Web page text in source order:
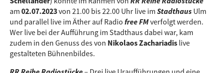
am 02.07.2023von 21.00 bis 22.00 Uhr live im Stadthaus Ulm
und parallel live im Äther auf Radio free FMverfolgt werden.
Wer live bei der Aufführung im Stadthaus dabei war, kam
zudem in den Genuss des von Nikolaos Zachariadis live
gestalteten Bühnenbildes.